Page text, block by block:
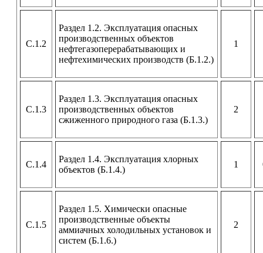
С.1.2
Раздел 1.2. Эксплуатация опасных
производственных объектов
нефтегазоперерабатывающих и
нефтехимических производств (Б.1.2.)
1
С.1.3
Раздел 1.3. Эксплуатация опасных
производственных объектов
сжиженного природного газа (Б.1.3.)
2
С.1.4
Раздел 1.4. Эксплуатация хлорных
объектов (Б.1.4.)
1
С.1.5
Раздел 1.5. Химически опасные
производственные объекты
аммиачных холодильных установок и
систем (Б.1.6.)
2